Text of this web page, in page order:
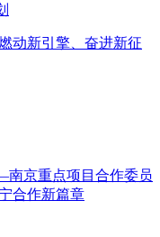
动新引擎、奋进新征
京重点项目合作委员
合作新篇章